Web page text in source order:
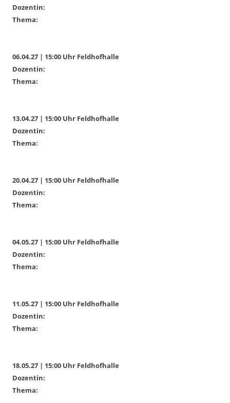
Dozentin:
Thema:
06.04.27 | 15:00 Uhr Feldhofhalle
Dozentin:
Thema:
13.04.27 | 15:00 Uhr Feldhofhalle
Dozentin:
Thema:
20.04.27 | 15:00 Uhr Feldhofhalle
Dozentin:
Thema:
04.05.27 | 15:00 Uhr Feldhofhalle
Dozentin:
Thema:
11.05.27 | 15:00 Uhr Feldhofhalle
Dozentin:
Thema:
18.05.27 | 15:00 Uhr Feldhofhalle
Dozentin:
Thema: